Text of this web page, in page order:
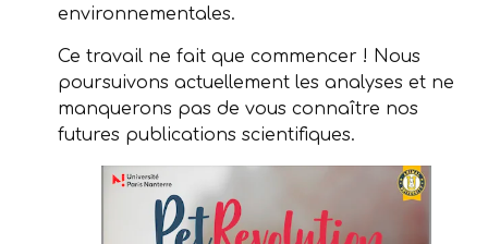
environnementales.
Ce travail ne fait que commencer ! Nous
poursuivons actuellement les analyses et ne
manquerons pas de vous connaître nos
futures publications scientifiques.